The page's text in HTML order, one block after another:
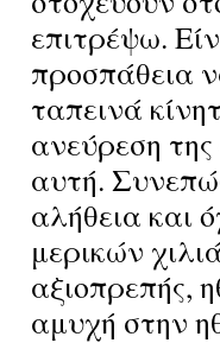
επιτρέψω.
προσπάθεια
ταπεινά
ανεύρεση της
αυτή.
αλήθεια και
μερικών
αξιοπρεπής,
αμυχή στην